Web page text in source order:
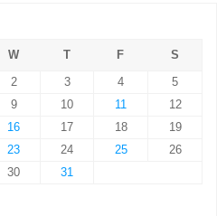
W T F
S
2 3 4
5
9 10 11
12
16 17 18
19
23 24 25
26
30
31